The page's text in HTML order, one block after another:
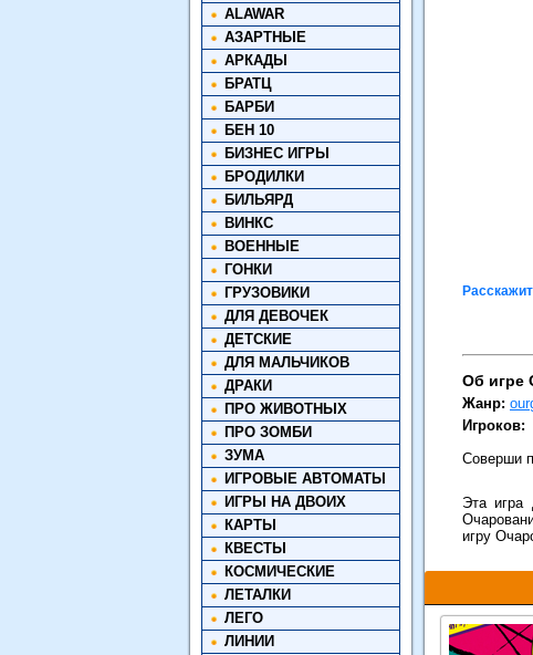
ALAWAR
АЗАРТНЫЕ
АРКАДЫ
БРАТЦ
БАРБИ
БЕН 10
БИЗНЕС ИГРЫ
БРОДИЛКИ
БИЛЬЯРД
ВИНКС
ВОЕННЫЕ
ГОНКИ
ГРУЗОВИКИ
ДЛЯ ДЕВОЧЕК
ДЕТСКИЕ
ДЛЯ МАЛЬЧИКОВ
ДРАКИ
ПРО ЖИВОТНЫХ
ПРО ЗОМБИ
ЗУМА
ИГРОВЫЕ АВТОМАТЫ
ИГРЫ НА ДВОИХ
КАРТЫ
КВЕСТЫ
КОСМИЧЕСКИЕ
ЛЕТАЛКИ
ЛЕГО
ЛИНИИ
Об игре
Жанр:
Игроков:
Соверши
Эта игра
игру